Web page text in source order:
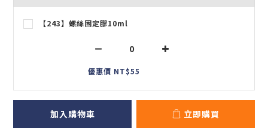
【243】螺絲固定膠10ml
優惠價 NT$55
加入購物車 立即購買